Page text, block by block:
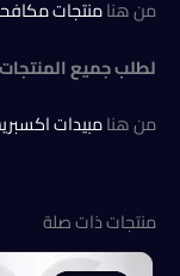
من هنامنتجات
لطلب جميع
من هنامبيدات
منتجات ذات صلة